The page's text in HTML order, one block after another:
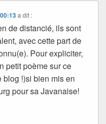
a dit :
de distancié, ils sont
avec cette part de
Pour expliciter,
petit poème sur ce
blog !)si bien mis en
pour sa Javanaise!